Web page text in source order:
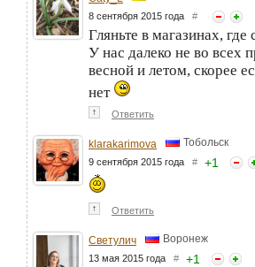
8 сентября 2015 года #
Гляньте в магазинах, где
У нас далеко не во всех
весной и летом, скорее
нет
↑ Ответить
klarakarimova Тобольск
9 сентября 2015 года # +1
↑ Ответить
Светулич Воронеж
13 мая 2015 года # +1